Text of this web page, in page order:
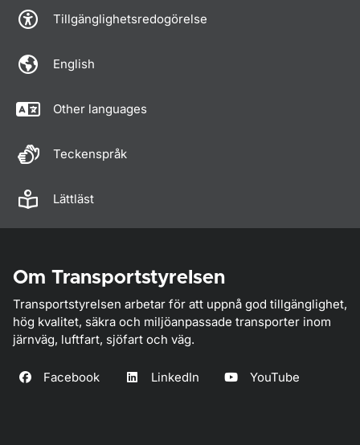
Tillgänglighetsredogörelse
English
Other languages
Teckenspråk
Lättläst
Om Transportstyrelsen
Transportstyrelsen arbetar för att uppnå god tillgänglighet,
hög kvalitet, säkra och miljöanpassade transporter inom
järnväg, luftfart, sjöfart och väg.
Facebook LinkedIn YouTube